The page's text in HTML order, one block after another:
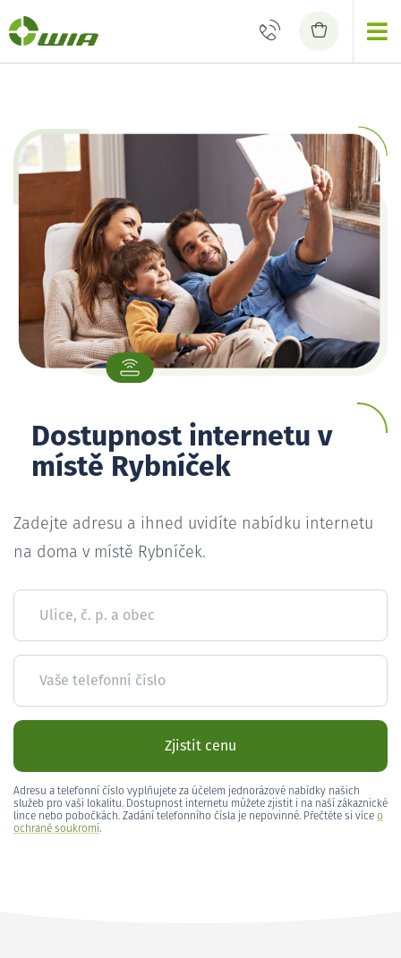
Dostupnost internetu v
místě Rybníček
Zadejte adresu a ihned uvidíte nabídku internetu
na doma v místě Rybníček.
Ulice, č. p. a obec
Vaše telefonní číslo
Zjistit cenu
Adresu a telefonní číslo vyplňujete za účelem jednorázové nabídky našich
služeb pro vaši lokalitu. Dostupnost internetu můžete zjistit i na naší zákaznické
lince nebo pobočkách. Zadání telefonního čísla je nepovinné. Přečtěte si více o
ochraně soukromí.